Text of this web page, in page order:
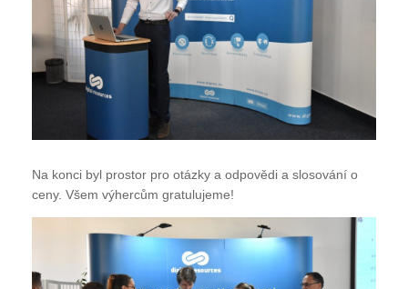
Na konci byl prostor pro otázky a odpovědi a slosování o
ceny. Všem výhercům gratulujeme!